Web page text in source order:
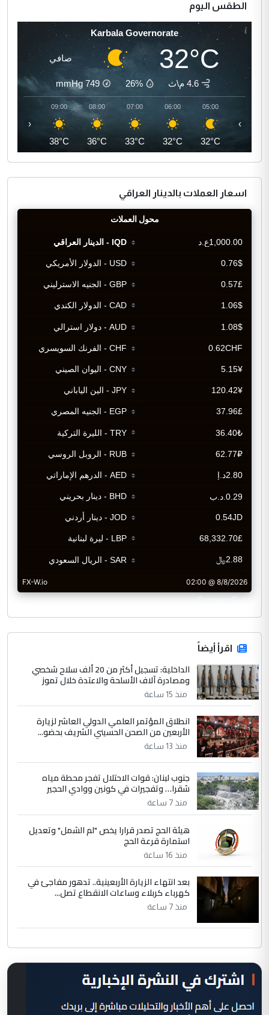
الطقس اليوم
Karbala Governorate
32°C صافي
4.6 م\ث 26%
749
mmHg
05:00
32°C
06:00
32°C
07:00
33°C
08:00
36°C
09:00
38°C
‹ ›
اسعار العملات بالدينار العراقي
CurrencyRate
اقرأ أيضاً
الداخلية: تسجيل أكثر من 20 ألف سلاح شخصي
ومصادرة آلاف الأسلحة والاعتدة خلال تموز
منذ 15 ساعة
انطلاق المؤتمر العلمي الدولي العاشر لزيارة
الأربعين من الصحن الحسيني الشريف بحضو...
منذ 13 ساعة
جنوب لبنان: قوات الاحتلال تفجر محطة مياه
شقرا… وتفجيرات في كونين ووادي الحجير
منذ 7 ساعة
هيئة الحج تصدر قرارا يخص "لم الشمل" وتعديل
استمارة قرعة الحج
منذ 16 ساعة
بعد انتهاء الزيارة الأربعينية.. تدهور مفاجئ في
كهرباء كربلاء وساعات الانقطاع تصل...
منذ 7 ساعة